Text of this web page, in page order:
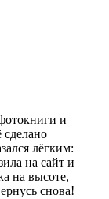
и
сделано
лёгким:
на сайт и
на высоте,
снова!